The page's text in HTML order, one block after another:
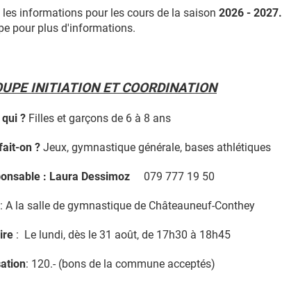
les informations pour les cours de la saison 2026 - 2027.
pour plus d'informations.
INITIATION ET COORDINATION
? Filles et garçons de 6 à 8 ans
on ? Jeux, gymnastique générale, bases athlétiques
: Laura Dessimoz 079 777 19 50
: A la salle de gymnastique de Châteauneuf-Conthey
: Le lundi, dès le 31 août, de 17h30 à 18h45
: 120.- (bons de la commune acceptés)